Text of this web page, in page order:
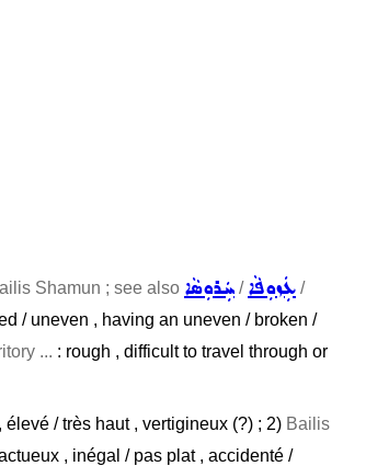
Shamun ; see also ܚܲܪܘܼܣܵܐ /ܥܲܙܘܼܦܵܐ /
/ uneven , having an uneven / broken /
... : rough , difficult to travel through or
/ très haut , vertigineux (?) ; 2) Bailis
, inégal / pas plat , accidenté /